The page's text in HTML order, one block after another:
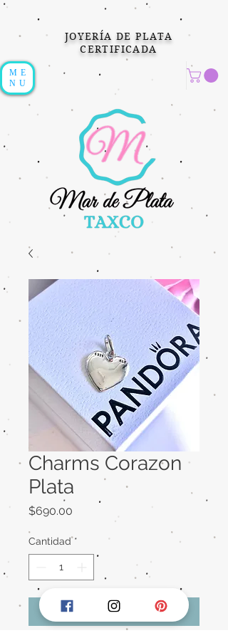
JOYERÍA DE PLATA
CERTIFICADA
ME
NU
Charms Corazon
Plata
$690.00
Cantidad *
Agregar al carrito